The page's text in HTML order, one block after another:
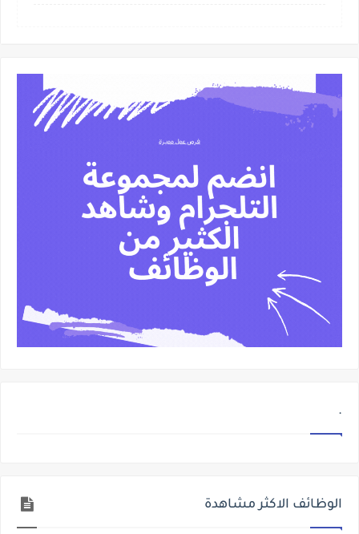
.
الوظائف الاكثر مشاهدة